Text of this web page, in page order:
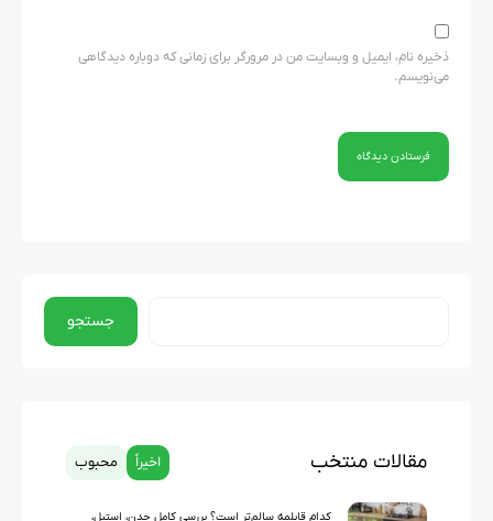
ذخیره نام، ایمیل و وبسایت من در مرورگر برای زمانی که دوباره دیدگاهی
می‌نویسم.
جستجو
مقالات منتخب اخیراً محبوب
کدام قابلمه سالم‌تر است؟ بررسی کامل چدن، استیل،